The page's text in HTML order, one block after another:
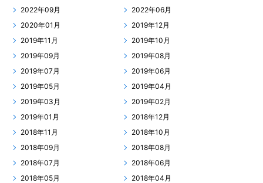
2022年09月
2022年06月
2020年01月
2019年12月
2019年11月
2019年10月
2019年09月
2019年08月
2019年07月
2019年06月
2019年05月
2019年04月
2019年03月
2019年02月
2019年01月
2018年12月
2018年11月
2018年10月
2018年09月
2018年08月
2018年07月
2018年06月
2018年05月
2018年04月